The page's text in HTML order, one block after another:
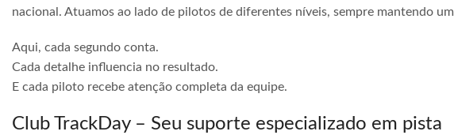
nacional. Atuamos ao lado de pilotos de diferentes níveis, sempre mantendo
Aqui, cada segundo conta.
Cada detalhe influencia no resultado.
E cada piloto recebe atenção completa da equipe.
Club TrackDay – Seu suporte especializado em pista